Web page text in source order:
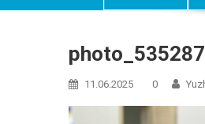
11.06.2025 0